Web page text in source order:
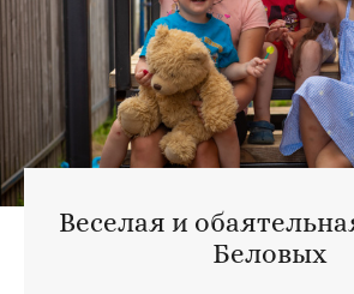
Веселая и
Беловых